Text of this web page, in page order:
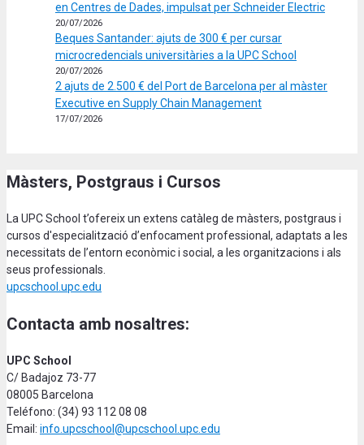
en Centres de Dades, impulsat per Schneider Electric
20/07/2026
Beques Santander: ajuts de 300 € per cursar
microcredencials universitàries a la UPC School
20/07/2026
2 ajuts de 2.500 € del Port de Barcelona per al màster
Executive en Supply Chain Management
17/07/2026
Màsters, Postgraus i Cursos
La UPC School t’ofereix un extens catàleg de màsters, postgraus i
cursos d'especialització d’enfocament professional, adaptats a les
necessitats de l’entorn econòmic i social, a les organitzacions i als
seus professionals.
upcschool.upc.edu
Contacta amb nosaltres:
UPC School
C/ Badajoz 73-77
08005 Barcelona
Teléfono: (34) 93 112 08 08
Email: info.upcschool@upcschool.upc.edu